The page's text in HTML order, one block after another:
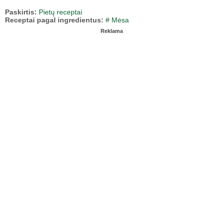
Paskirtis: Pietų receptai
Receptai pagal ingredientus: # Mėsa
Reklama